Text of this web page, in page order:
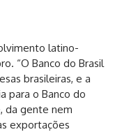
latino-
“O Banco do Brasil
brasileiras, e a
para o Banco do
da gente nem
exportações